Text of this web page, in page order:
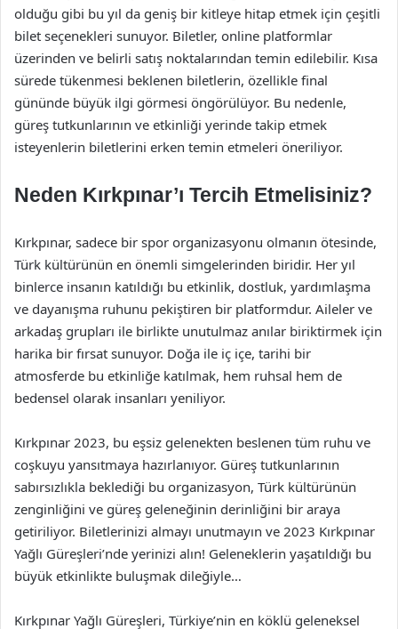
olduğu gibi bu yıl da geniş bir kitleye hitap etmek için çeşitli
bilet seçenekleri sunuyor. Biletler, online platformlar
üzerinden ve belirli satış noktalarından temin edilebilir. Kısa
sürede tükenmesi beklenen biletlerin, özellikle final
gününde büyük ilgi görmesi öngörülüyor. Bu nedenle,
güreş tutkunlarının ve etkinliği yerinde takip etmek
isteyenlerin biletlerini erken temin etmeleri öneriliyor.
Neden Kırkpınar’ı Tercih Etmelisiniz?
Kırkpınar, sadece bir spor organizasyonu olmanın ötesinde,
Türk kültürünün en önemli simgelerinden biridir. Her yıl
binlerce insanın katıldığı bu etkinlik, dostluk, yardımlaşma
ve dayanışma ruhunu pekiştiren bir platformdur. Aileler ve
arkadaş grupları ile birlikte unutulmaz anılar biriktirmek için
harika bir fırsat sunuyor. Doğa ile iç içe, tarihi bir
atmosferde bu etkinliğe katılmak, hem ruhsal hem de
bedensel olarak insanları yeniliyor.
Kırkpınar 2023, bu eşsiz gelenekten beslenen tüm ruhu ve
coşkuyu yansıtmaya hazırlanıyor. Güreş tutkunlarının
sabırsızlıkla beklediği bu organizasyon, Türk kültürünün
zenginliğini ve güreş geleneğinin derinliğini bir araya
getiriliyor. Biletlerinizi almayı unutmayın ve 2023 Kırkpınar
Yağlı Güreşleri’nde yerinizi alın! Geleneklerin yaşatıldığı bu
büyük etkinlikte buluşmak dileğiyle…
Kırkpınar Yağlı Güreşleri, Türkiye’nin en köklü geleneksel